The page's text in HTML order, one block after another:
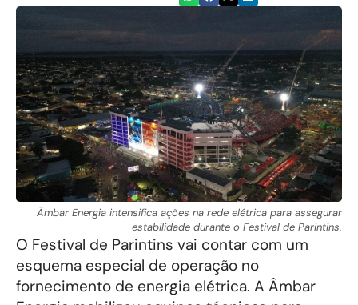
Âmbar Energia intensifica ações na rede elétrica para assegurar
estabilidade durante o Festival de Parintins.
O Festival de Parintins vai contar com um
esquema especial de operação no
fornecimento de energia elétrica. A Âmbar